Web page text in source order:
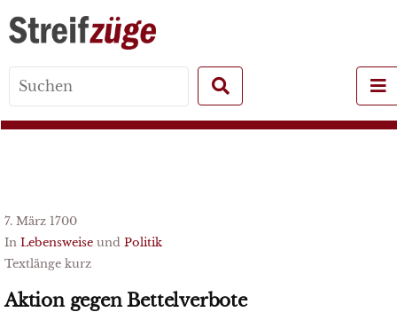
for:
7. März 1700
In Lebensweise und Politik
Textlänge kurz
Aktion gegen Bettelverbote